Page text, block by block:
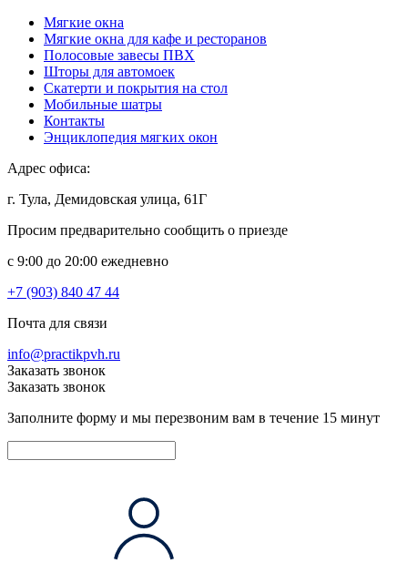
Мягкие окна
Мягкие окна для кафе и ресторанов
Полосовые завесы ПВХ
Шторы для автомоек
Скатерти и покрытия на стол
Мобильные шатры
Контакты
Энциклопедия мягких окон
Адрес офиса:
г. Тула, Демидовская улица, 61Г
Просим предварительно сообщить о приезде
c 9:00 до 20:00 ежедневно
+7 (903) 840 47 44
Почта для связи
info@practikpvh.ru
Заказать звонок
Заказать звонок
Заполните форму и мы перезвоним вам в течение 15 минут